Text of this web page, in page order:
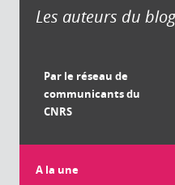
Les auteurs du blog
Par le réseau de
communicants du
CNRS
A la une